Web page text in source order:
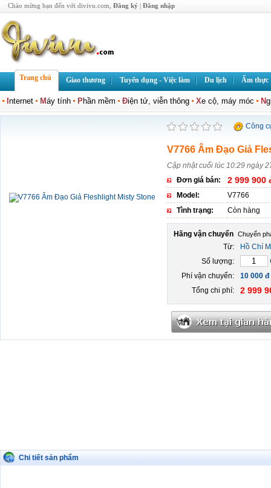
Chào mừng bạn đến với divivu.com, Đăng ký | Đăng nhập
Trang chủ Giao thương Tuyển dụng - Việc làm Du lịch Ẩm thực
nternet Máy tính Phần mềm Điện tử, viễn thông Xe cộ, máy móc N
Công
V7766 Âm Đạo Giả
Cập nhật cuối lúc 10:29 ngày
Đơn giá bán:
2 999 900
Model:
V7766
Tình trạng:
Còn hàng
Hãng vận chuyển
Từ:
Hồ Chí
Số lượng:
Phí vận chuyển:
10 000 đ
Tổng chi phí:
2 999
Chi tiết sản phẩm